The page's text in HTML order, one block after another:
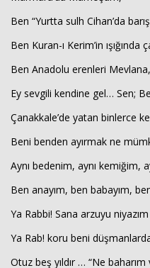
Ben “Yurtta sulh Cihan’da
Ben Kuran-ı Kerim’in ışığında
Ben Anadolu erenleri
Ey sevgili kendine gel… Sen;
Çanakkale’de yatan binlerce
Beni benden ayırmak ne
Aynı bedenim, aynı kemiğim,
Ben anayım, ben babayım,
Ya Rabbi! Sana arzuyu
Ya Rab! koru beni
Otuz beş yıldır … “Ne